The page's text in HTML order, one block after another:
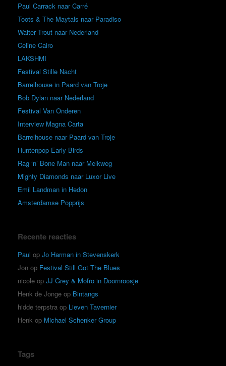
Paul Carrack naar Carré
Toots & The Maytals naar Paradiso
Walter Trout naar Nederland
Celine Cairo
LAKSHMI
Festival Stille Nacht
Barrelhouse in Paard van Troje
Bob Dylan naar Nederland
Festival Van Onderen
Interview Magna Carta
Barrelhouse naar Paard van Troje
Huntenpop Early Birds
Rag ‘n’ Bone Man naar Melkweg
Mighty Diamonds naar Luxor Live
Emil Landman in Hedon
Amsterdamse Popprijs
Recente reacties
Paul op Jo Harman in Stevenskerk
Jon op Festival Still Got The Blues
nicole op JJ Grey & Mofro in Doornroosje
Henk de Jonge op Bintangs
hidde terpstra op Lieven Tavernier
Henk op Michael Schenker Group
Tags